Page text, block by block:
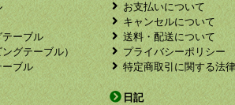
テーブル
グテーブル）
ーブル
お支払いについて
キャンセルについて
送料・配送について
プライバシーポリシー
特定商取引に関する法
日記